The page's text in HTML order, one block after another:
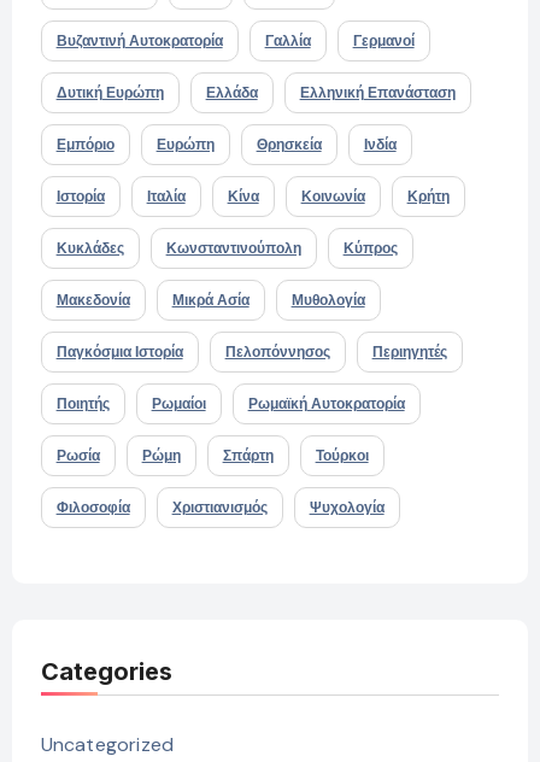
Βυζαντινή Αυτοκρατορία Γαλλία Γερμανοί
Δυτική Ευρώπη Ελλάδα Ελληνική Επανάσταση
Εμπόριο Ευρώπη Θρησκεία Ινδία
Ιστορία Ιταλία Κίνα Κοινωνία Κρήτη
Κυκλάδες Κωνσταντινούπολη Κύπρος
Μακεδονία Μικρά Ασία Μυθολογία
Παγκόσμια Ιστορία Πελοπόννησος Περιηγητές
Ποιητής Ρωμαίοι Ρωμαϊκή Αυτοκρατορία
Ρωσία Ρώμη Σπάρτη Τούρκοι
Φιλοσοφία Χριστιανισμός Ψυχολογία
Categories
Uncategorized